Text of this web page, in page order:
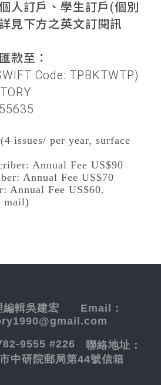
人訂戶、學生訂戶(個別
見下方之英文訂閱訊
款至：
Code: TPBKTWTP)
issues/ per year, surface
Annual Fee US$90
Annual Fee US$70
Annual Fee US$60.
mail)
編輯吳建宏 Email：
9555 #226 聯絡地址：
中研院郵局第44號信箱